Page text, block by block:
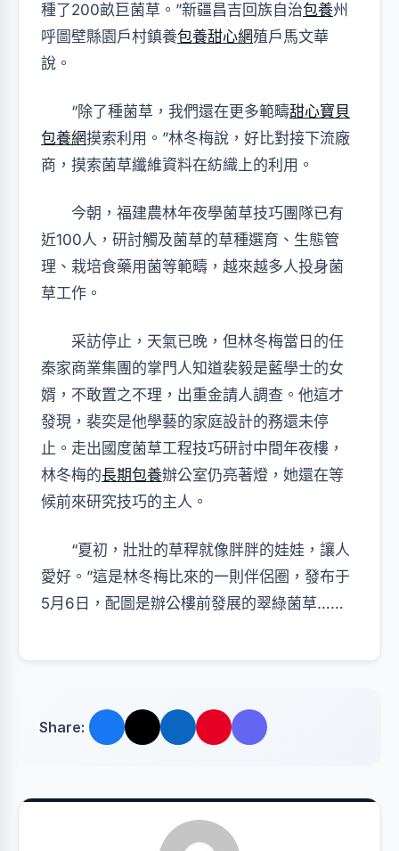
種了200畝巨菌草。”新疆昌吉回族自治包養州
呼圖壁縣園戶村鎮養包養甜心網殖戶馬文華
說。
“除了種菌草，我們還在更多範疇甜心寶貝
包養網摸索利用。”林冬梅說，好比對接下流廠
商，摸索菌草纖維資料在紡織上的利用。
今朝，福建農林年夜學菌草技巧團隊已有
近100人，研討觸及菌草的草種選育、生態管
理、栽培食藥用菌等範疇，越來越多人投身菌
草工作。
采訪停止，天氣已晚，但林冬梅當日的任
秦家商業集團的掌門人知道裴毅是藍學士的女
婿，不敢置之不理，出重金請人調查。他這才
發現，裴奕是他學藝的家庭設計的務還未停
止。走出國度菌草工程技巧研討中間年夜樓，
林冬梅的長期包養辦公室仍亮著燈，她還在等
候前來研究技巧的主人。
“夏初，壯壯的草稈就像胖胖的娃娃，讓人
愛好。”這是林冬梅比來的一則伴侶圈，發布于
5月6日，配圖是辦公樓前發展的翠綠菌草……
Share: